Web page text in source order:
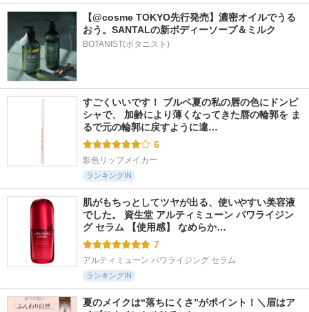
【@cosme TOKYO先行発売】濃密オイルでうる
おう。SANTALの新ボディーソープ＆ミルク
BOTANIST(ボタニスト)
すごくいいです！ ブルベ夏の私の唇の色にドンピ
シャで、 加齢により薄くなってきた唇の輪郭を ま
るで元の輪郭に戻すように違…
6
影色リップメイカー
ランキングIN
肌がもちっとしてツヤが出る、使いやすい美容液
でした。 資生堂 アルティミューン パワライジン
グ セラム 【使用感】 なめらか…
7
アルティミューン パワライジング セラム
ランキングIN
夏のメイクは“落ちにくさ”がポイント！＼眉はア